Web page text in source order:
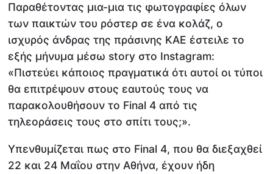
Παραθέτοντας μια-μια τις φωτογραφίες όλων
των παικτών του ρόστερ σε ένα κολάζ, ο
ισχυρός άνδρας της πράσινης ΚΑΕ έστειλε το
εξής μήνυμα μέσω story στο Instagram:
«Πιστεύει κάποιος πραγματικά ότι αυτοί οι τύποι
θα επιτρέψουν στους εαυτούς τους να
παρακολουθήσουν το Final 4 από τις
τηλεοράσεις τους στο σπίτι τους;».
Υπενθυμίζεται πως στο Final 4, που θα διεξαχθεί
22 και 24 Μαΐου στην Αθήνα, έχουν ήδη